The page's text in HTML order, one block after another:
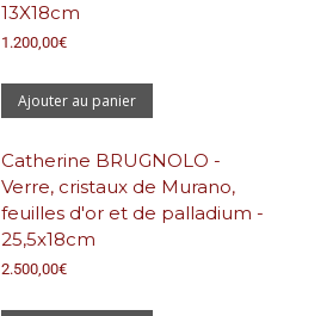
13X18cm
1.200,00€
Ajouter au panier
Catherine BRUGNOLO -
Verre, cristaux de Murano,
feuilles d'or et de palladium -
25,5x18cm
2.500,00€